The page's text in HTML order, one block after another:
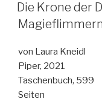
AM
Die Krone der
Magieflimmern
von Laura Kneidl
Piper, 2021
Taschenbuch, 599
Seiten